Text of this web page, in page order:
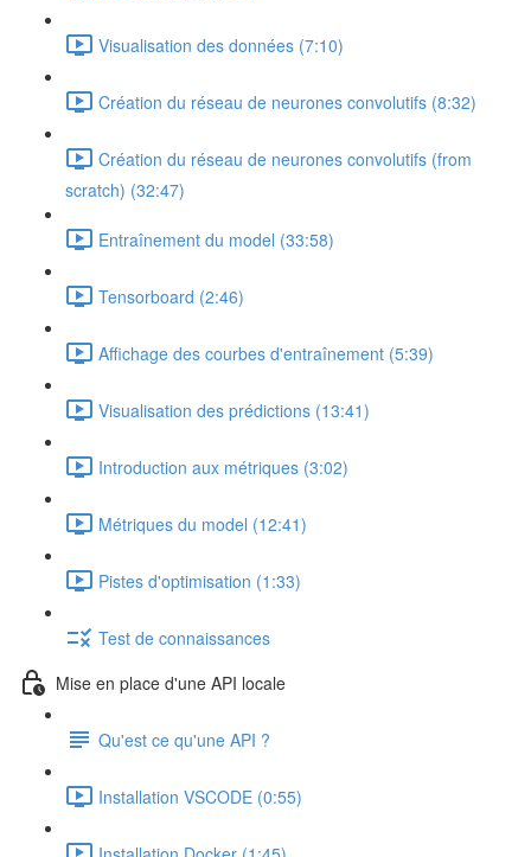
Visualisation des données (7:10)
Création du réseau de neurones convolutifs (8:32)
Création du réseau de neurones convolutifs (from
scratch) (32:47)
Entraînement du model (33:58)
Tensorboard (2:46)
Affichage des courbes d'entraînement (5:39)
Visualisation des prédictions (13:41)
Introduction aux métriques (3:02)
Métriques du model (12:41)
Pistes d'optimisation (1:33)
Test de connaissances
Mise en place d'une API locale
Qu'est ce qu'une API ?
Installation VSCODE (0:55)